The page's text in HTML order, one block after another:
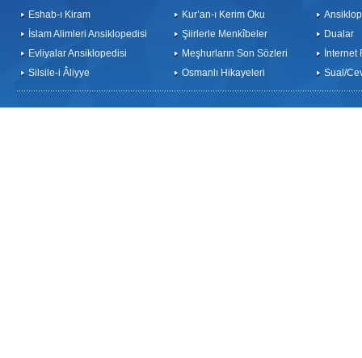
Eshab-ı Kiram
İslam Alimleri Ansiklopedisi
Evliyalar Ansiklopedisi
Silsile-i Âliyye
Kur’an-ı Kerim Oku
Şiirlerle Menkîbeler
Meşhurların Son Sözleri
Osmanlı Hikayeleri
Dualar
İnternet
Sual/